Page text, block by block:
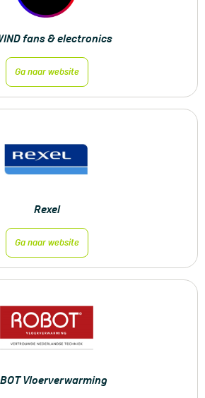
fans & electronics
Ga naar website
Rexel
Ga naar website
Vloerverwarming